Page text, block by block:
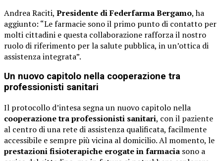
Andrea Raciti, Presidente di Federfarma Bergamo, ha
aggiunto: “Le farmacie sono il primo punto di contatto per
molti cittadini e questa collaborazione rafforza il nostro
ruolo di riferimento per la salute pubblica, in un’ottica di
assistenza integrata”.
Un nuovo capitolo nella cooperazione tra
professionisti sanitari
Il protocollo d’intesa segna un nuovo capitolo nella
cooperazione tra professionisti sanitari, con il paziente
al centro di una rete di assistenza qualificata, facilmente
accessibile e sempre più vicina al domicilio. Al momento, le
prestazioni fisioterapiche erogate in farmacia sono a